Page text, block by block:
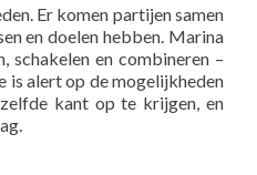
Er komen partijen samen
en doelen hebben. Marina
schakelen en combineren –
is alert op de mogelijkheden
kant op te krijgen, en